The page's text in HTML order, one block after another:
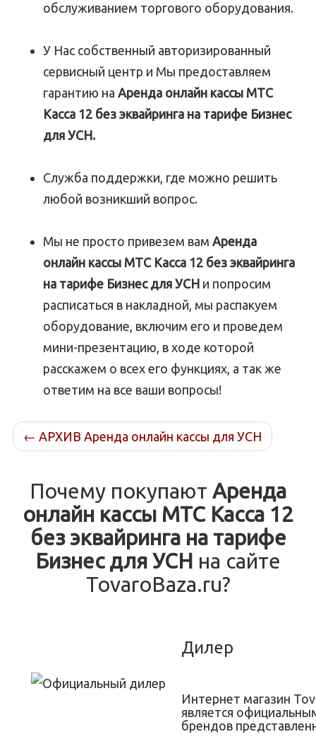
обслуживанием торгового оборудования.
У Нас собственный авторизированный
сервисный центр и Мы предоставляем
гарантию на Аренда онлайн кассы МТС
Касса 12 без эквайринга на тарифе Бизнес
для УСН.
Служба поддержки, где можно решить
любой возникший вопрос.
Мы не просто привезем вам Аренда
онлайн кассы МТС Касса 12 без эквайринга
на тарифе Бизнес для УСН и попросим
расписаться в накладной, мы распакуем
оборудование, включим его и проведем
мини-презентацию, в ходе которой
расскажем о всех его функциях, а так же
ответим на все ваши вопросы!
← АРХИВ Аренда онлайн кассы для УСН
Почему покупают Аренда
онлайн кассы МТС Касса 12
без эквайринга на тарифе
Бизнес для УСН на сайте
TovaroBaza.ru?
Дилер
Интернет магазин
является
брендов